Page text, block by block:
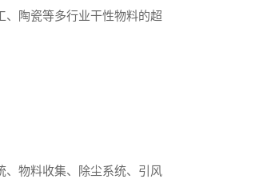
、陶瓷等多行业干性物料的超
物料收集、除尘系统、引风